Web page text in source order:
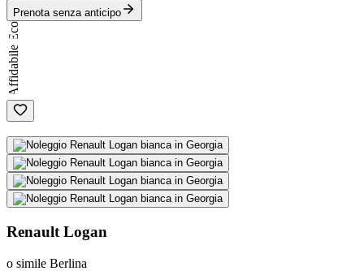
Prenota senza anticipo
Eco
Affidabile
Renault Logan
o simile Berlina